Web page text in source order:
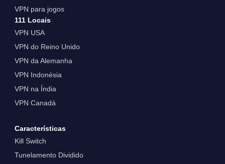
VPN para jogos
111 Locais
VPN USA
VPN do Reino Unido
VPN da Alemanha
VPN Indonésia
VPN na Índia
VPN Canadá
Características
Kill Switch
Tunelamento Dividido